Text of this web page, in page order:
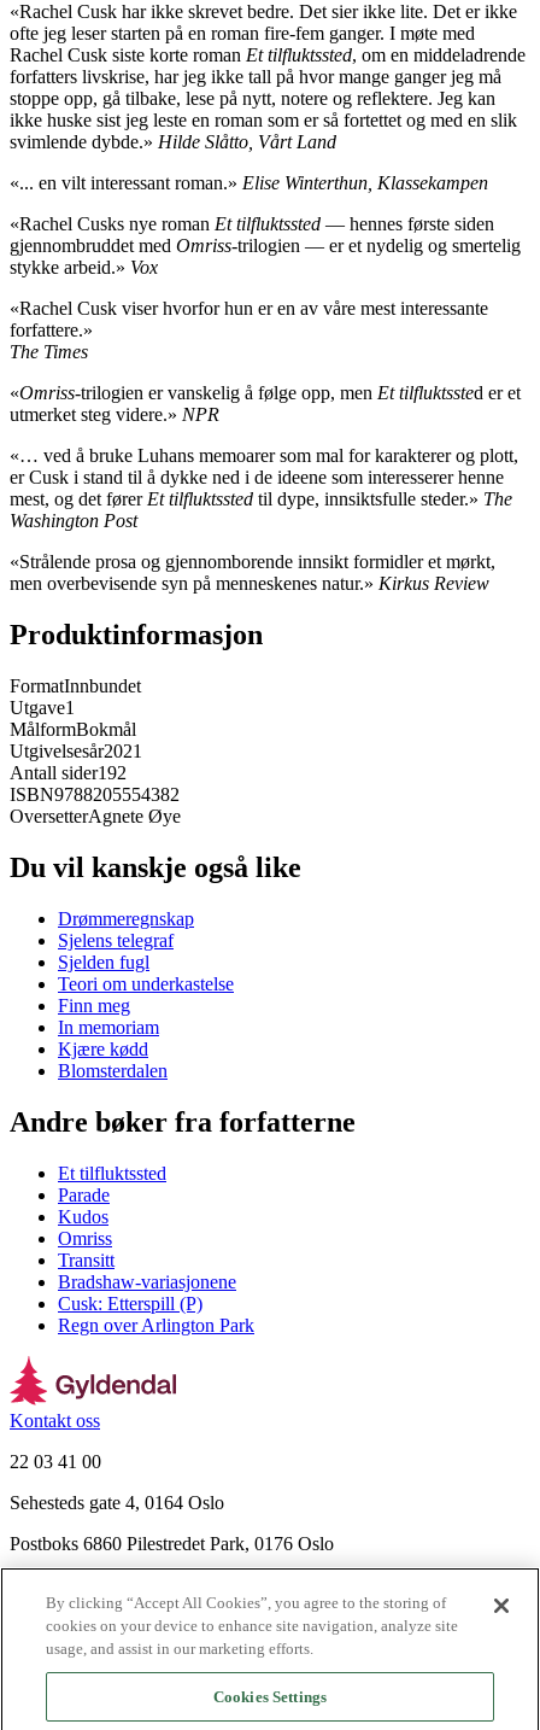
«Rachel Cusk har ikke skrevet bedre. Det sier ikke lite. Det er ikke
ofte jeg leser starten på en roman fire-fem ganger. I møte med
Rachel Cusk siste korte roman Et tilfluktssted, om en middeladrende
forfatters livskrise, har jeg ikke tall på hvor mange ganger jeg må
stoppe opp, gå tilbake, lese på nytt, notere og reflektere. Jeg kan
ikke huske sist jeg leste en roman som er så fortettet og med en slik
svimlende dybde.» Hilde Slåtto, Vårt Land
«... en vilt interessant roman.» Elise Winterthun, Klassekampen
«Rachel Cusks nye roman Et tilfluktssted — hennes første siden
gjennombruddet med Omriss-trilogien — er et nydelig og smertelig
stykke arbeid.» Vox
«Rachel Cusk viser hvorfor hun er en av våre mest interessante
forfattere.»
The Times
«Omriss-trilogien er vanskelig å følge opp, men Et tilfluktssted er et
utmerket steg videre.» NPR
«… ved å bruke Luhans memoarer som mal for karakterer og plott,
er Cusk i stand til å dykke ned i de ideene som interesserer henne
mest, og det fører Et tilfluktssted til dype, innsiktsfulle steder.» The
Washington Post
«Strålende prosa og gjennomborende innsikt formidler et mørkt,
men overbevisende syn på menneskenes natur.» Kirkus Review
Produktinformasjon
FormatInnbundet
Utgave1
MålformBokmål
Utgivelsesår2021
Antall sider192
ISBN9788205554382
OversetterAgnete Øye
Du vil kanskje også like
Drømmeregnskap
Sjelens telegraf
Sjelden fugl
Teori om underkastelse
Finn meg
In memoriam
Kjære kødd
Blomsterdalen
Andre bøker fra forfatterne
Et tilfluktssted
Parade
Kudos
Omriss
Transitt
Bradshaw-variasjonene
Cusk: Etterspill (P)
Regn over Arlington Park
Kontakt oss
22 03 41 00
Sehesteds gate 4, 0164 Oslo
Postboks 6860 Pilestredet Park, 0176 Oslo
Nyhetsbrev
Ledige stillinger
Send inn manus
By clicking “Accept All Cookies”, you agree to the storing of
cookies on your device to enhance site navigation, analyze site
usage, and assist in our marketing efforts.
Cookies Settings